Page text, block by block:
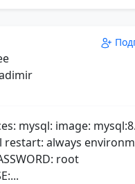
mysql: image:
restart: always
root